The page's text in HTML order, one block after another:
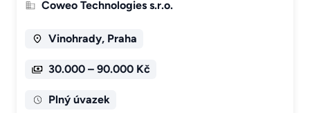
Coweo Technologies s.r.o.
Vinohrady, Praha
30.000 – 90.000 Kč
Plný úvazek